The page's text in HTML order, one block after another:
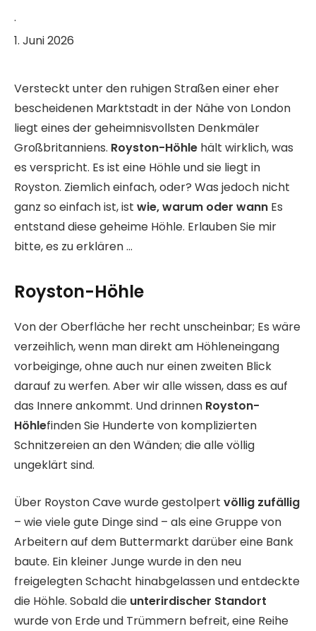
·
1. Juni 2026
Versteckt unter den ruhigen Straßen einer eher
bescheidenen Marktstadt in der Nähe von London
liegt eines der geheimnisvollsten Denkmäler
Großbritanniens. Royston-Höhle hält wirklich, was
es verspricht. Es ist eine Höhle und sie liegt in
Royston. Ziemlich einfach, oder? Was jedoch nicht
ganz so einfach ist, ist wie, warum oder wann Es
entstand diese geheime Höhle. Erlauben Sie mir
bitte, es zu erklären …
Royston-Höhle
Von der Oberfläche her recht unscheinbar; Es wäre
verzeihlich, wenn man direkt am Höhleneingang
vorbeiginge, ohne auch nur einen zweiten Blick
darauf zu werfen. Aber wir alle wissen, dass es auf
das Innere ankommt. Und drinnen Royston-
Höhlefinden Sie Hunderte von komplizierten
Schnitzereien an den Wänden; die alle völlig
ungeklärt sind.
Über Royston Cave wurde gestolpert völlig zufällig
– wie viele gute Dinge sind – als eine Gruppe von
Arbeitern auf dem Buttermarkt darüber eine Bank
baute. Ein kleiner Junge wurde in den neu
freigelegten Schacht hinabgelassen und entdeckte
die Höhle. Sobald die unterirdischer Standort
wurde von Erde und Trümmern befreit, eine Reihe